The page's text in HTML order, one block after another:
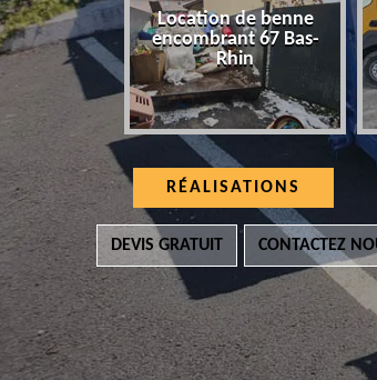
benne 67
Location de benne
encombrant 67 Bas-
Rhin
RÉALISATIONS
DEVIS GRATUIT CONTACTEZ